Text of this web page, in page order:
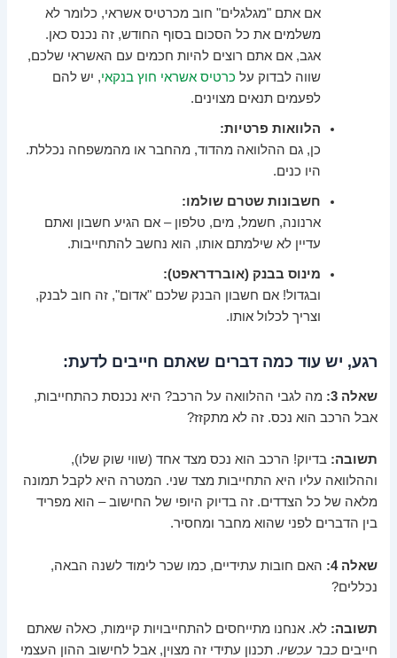
אם אתם "מגלגלים" חוב מכרטיס אשראי, כלומר לא
משלמים את כל הסכום בסוף החודש, זה נכנס כאן.
אגב, אם אתם רוצים להיות חכמים עם האשראי שלכם,
שווה לבדוק על כרטיס אשראי חוץ בנקאי, יש להם
לפעמים תנאים מצוינים.
הלוואות פרטיות:
כן, גם ההלוואה מהדוד, מהחבר או מהמשפחה נכללת.
היו כנים.
חשבונות שטרם שולמו:
ארנונה, חשמל, מים, טלפון – אם הגיע חשבון ואתם
עדיין לא שילמתם אותו, הוא נחשב להתחייבות.
מינוס בבנק (אוברדראפט):
ובגדול! אם חשבון הבנק שלכם "אדום", זה חוב לבנק,
וצריך לכלול אותו.
רגע, יש עוד כמה דברים שאתם חייבים לדעת:
שאלה 3:
מה לגבי ההלוואה על הרכב? היא נכנסת כהתחייבות,
אבל הרכב הוא נכס. זה לא מתקזז?
תשובה: בדיוק! הרכב הוא נכס מצד אחד (שווי שוק שלו),
וההלוואה עליו היא התחייבות מצד שני. המטרה היא לקבל תמונה
מלאה של כל הצדדים. זה בדיוק היופי של החישוב – הוא מפריד
בין הדברים לפני שהוא מחבר ומחסיר.
שאלה 4:
האם חובות עתידיים, כמו שכר לימוד לשנה הבאה,
נכללים?
תשובה: לא. אנחנו מתייחסים להתחייבויות קיימות, כאלה שאתם
חייביםכבר עכשיו. תכנון עתידי זה מצוין, אבל לחישוב ההון העצמי